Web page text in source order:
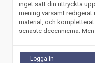
inget sätt din uttryckta
mening varsamt redigerat
material, och
senaste decennierna.
Logga in